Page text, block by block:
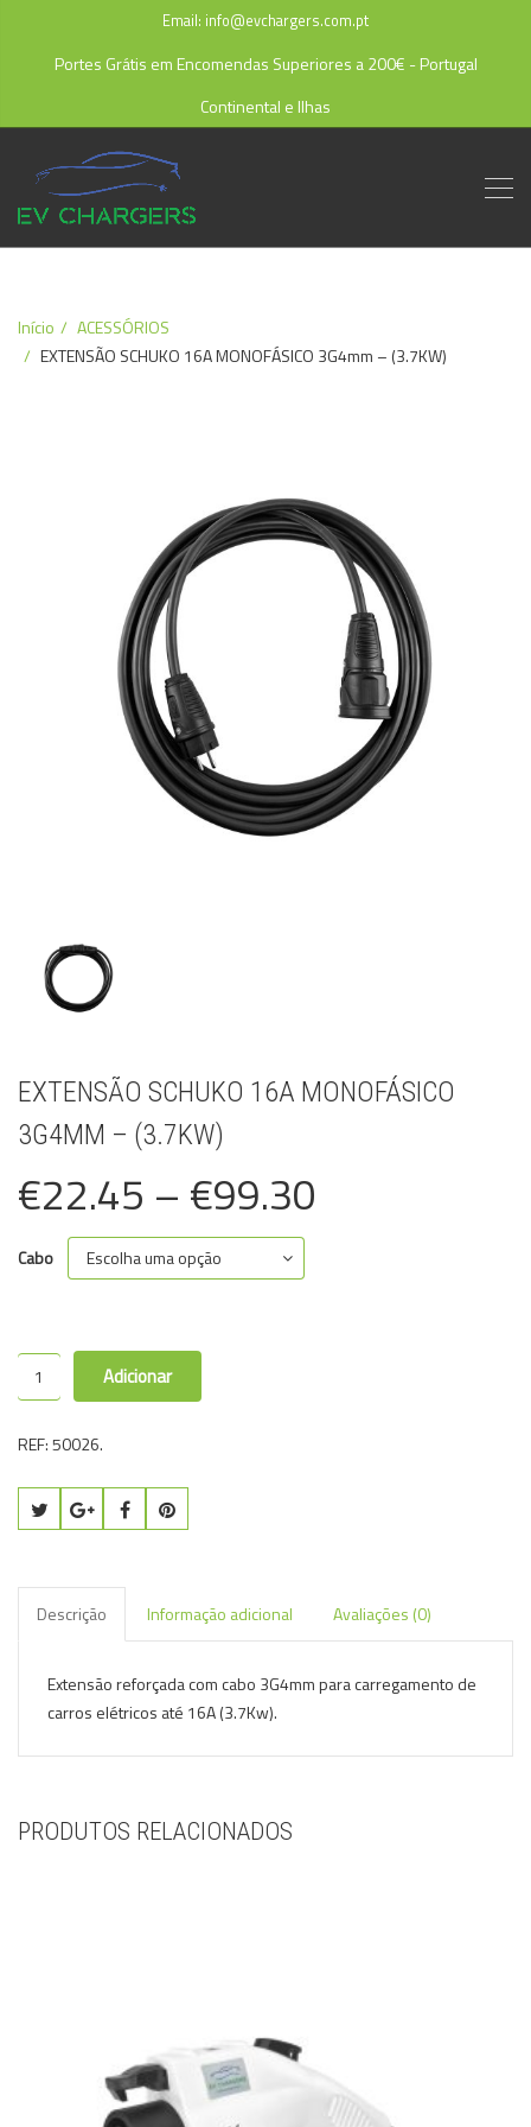
Email: info@evchargers.com.pt
Portes Grátis em Encomendas Superiores a 200€ - Portugal
Continental e Ilhas
Início
ACESSÓRIOS
EXTENSÃO SCHUKO 16A MONOFÁSICO 3G4mm – (3.7KW)
EXTENSÃO SCHUKO 16A MONOFÁSICO
3G4MM – (3.7KW)
€22.45 – €99.30
Cabo
Adicionar
REF:50026.
Descrição Informação adicional Avaliações (0)
Extensão reforçada com cabo 3G4mm para carregamento de
carros elétricos até 16A (3.7Kw).
PRODUTOS RELACIONADOS